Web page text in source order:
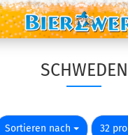
SCHWEDEN
Sortieren nach
Sortieren nach 32
pro